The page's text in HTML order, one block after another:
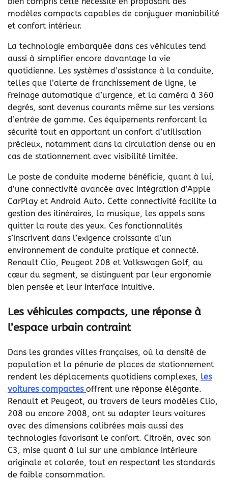
modèles compacts capables de conjuguer maniabilité
et confort intérieur.
La technologie embarquée dans ces véhicules tend
aussi à simplifier encore davantage la vie
quotidienne. Les systèmes d’assistance à la conduite,
telles que l’alerte de franchissement de ligne, le
freinage automatique d’urgence, et la caméra à 360
degrés, sont devenus courants même sur les versions
d’entrée de gamme. Ces équipements renforcent la
sécurité tout en apportant un confort d’utilisation
précieux, notamment dans la circulation dense ou en
cas de stationnement avec visibilité limitée.
Le poste de conduite moderne bénéficie, quant à lui,
d’une connectivité avancée avec intégration d’Apple
CarPlay et Android Auto. Cette connectivité facilite la
gestion des itinéraires, la musique, les appels sans
quitter la route des yeux. Ces fonctionnalités
s’inscrivent dans l’exigence croissante d’un
environnement de conduite pratique et connecté.
Renault Clio, Peugeot 208 et Volkswagen Golf, au
cœur du segment, se distinguent par leur ergonomie
bien pensée et leur interface intuitive.
Les véhicules compacts, une réponse à
l’espace urbain contraint
Dans les grandes villes françaises, où la densité de
population et la pénurie de places de stationnement
rendent les déplacements quotidiens complexes, les
voitures compactes offrent une réponse élégante.
Renault et Peugeot, au travers de leurs modèles Clio,
208 ou encore 2008, ont su adapter leurs voitures
avec des dimensions calibrées mais aussi des
technologies favorisant le confort. Citroën, avec son
C3, mise quant à lui sur une ambiance intérieure
originale et colorée, tout en respectant les standards
de faible consommation.